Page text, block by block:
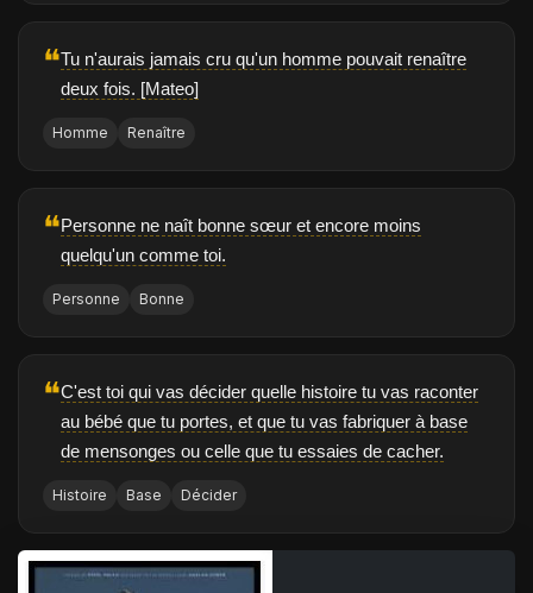
❝Tu n'aurais jamais cru qu'un homme pouvait renaître
deux fois. [Mateo]
Homme Renaître
❝Personne ne naît bonne sœur et encore moins
quelqu'un comme toi.
Personne Bonne
❝C'est toi qui vas décider quelle histoire tu vas raconter
au bébé que tu portes, et que tu vas fabriquer à base
de mensonges ou celle que tu essaies de cacher.
Histoire Base Décider